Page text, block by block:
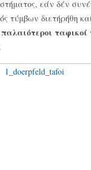
εάν δέν
τύμβων διετήρήθη
ταφικοί
.